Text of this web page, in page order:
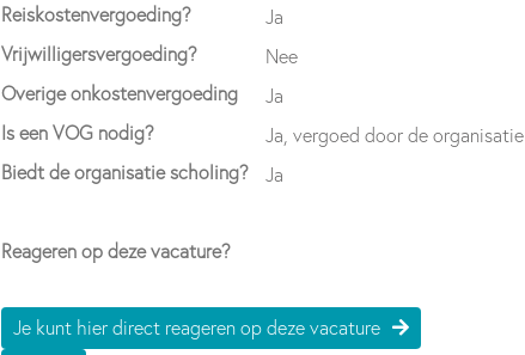
Reiskostenvergoeding?
Ja
Vrijwilligersvergoeding?
Nee
Overige onkostenvergoeding
Ja
Is een VOG nodig?
Ja, vergoed door de organisatie
Biedt de organisatie scholing?
Ja
Reageren op deze vacature?
Je kunt hier direct reageren op deze vacature